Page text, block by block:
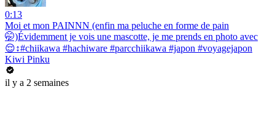
0:13
Moi et mon PAINNN (enfin ma peluche en forme de pain
🤭)Évidemment je vois une mascotte, je me prends en photo avec
😌↕️#chiikawa #hachiware #parcchiikawa #japon #voyagejapon
Kiwi Pinku
il y a 2 semaines